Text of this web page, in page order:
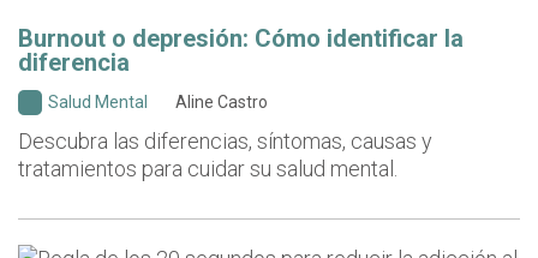
Burnout o depresión: Cómo identificar la
diferencia
Salud Mental Aline Castro
Descubra las diferencias, síntomas, causas y
tratamientos para cuidar su salud mental.